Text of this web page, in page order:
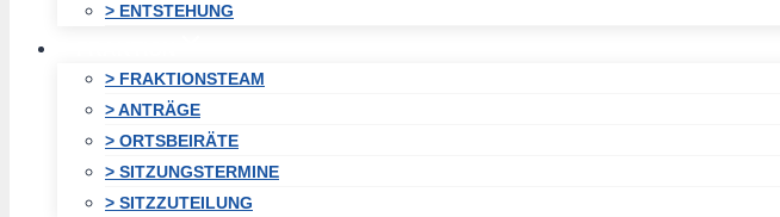
> ENTSTEHUNG
> FRAKTIONSTEAM
> ANTRÄGE
> ORTSBEIRÄTE
> SITZUNGSTERMINE
> SITZZUTEILUNG